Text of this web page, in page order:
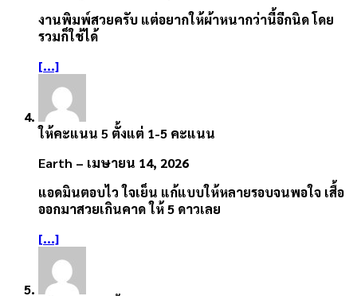
งานพิมพ์สวยครับ แต่อยากให้ผ้าหนากว่านี้อีกนิด โดย
รวมก็ใช้ได้
[...]
ให้คะแนน 5 ตั้งแต่ 1-5 คะแนน
Earth – เมษายน 14, 2026
แอดมินตอบไว ใจเย็น แก้แบบให้หลายรอบจนพอใจ เสื้อ
ออกมาสวยเกินคาด ให้ 5 ดาวเลย
[...]